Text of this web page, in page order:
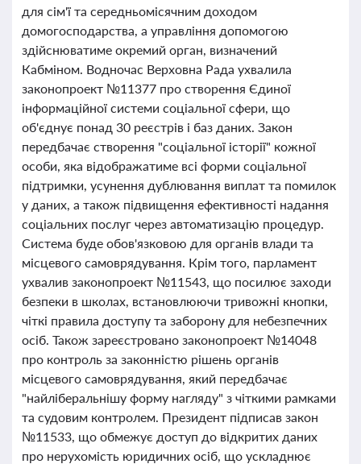
для сім'ї та середньомісячним доходом
домогосподарства, а управління допомогою
здійснюватиме окремий орган, визначений
Кабміном. Водночас Верховна Рада ухвалила
законопроект №11377 про створення Єдиної
інформаційної системи соціальної сфери, що
об'єднує понад 30 реєстрів і баз даних. Закон
передбачає створення "соціальної історії" кожної
особи, яка відображатиме всі форми соціальної
підтримки, усунення дублювання виплат та помилок
у даних, а також підвищення ефективності надання
соціальних послуг через автоматизацію процедур.
Система буде обов'язковою для органів влади та
місцевого самоврядування. Крім того, парламент
ухвалив законопроект №11543, що посилює заходи
безпеки в школах, встановлюючи тривожні кнопки,
чіткі правила доступу та заборону для небезпечних
осіб. Також зареєстровано законопроект №14048
про контроль за законністю рішень органів
місцевого самоврядування, який передбачає
"найліберальнішу форму нагляду" з чіткими рамками
та судовим контролем. Президент підписав закон
№11533, що обмежує доступ до відкритих даних
про нерухомість юридичних осіб, що ускладнює